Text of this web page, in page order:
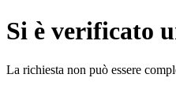
Si è verificato
La richiesta non può essere